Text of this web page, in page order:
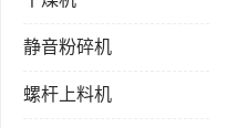
静音粉碎机
螺杆上料机